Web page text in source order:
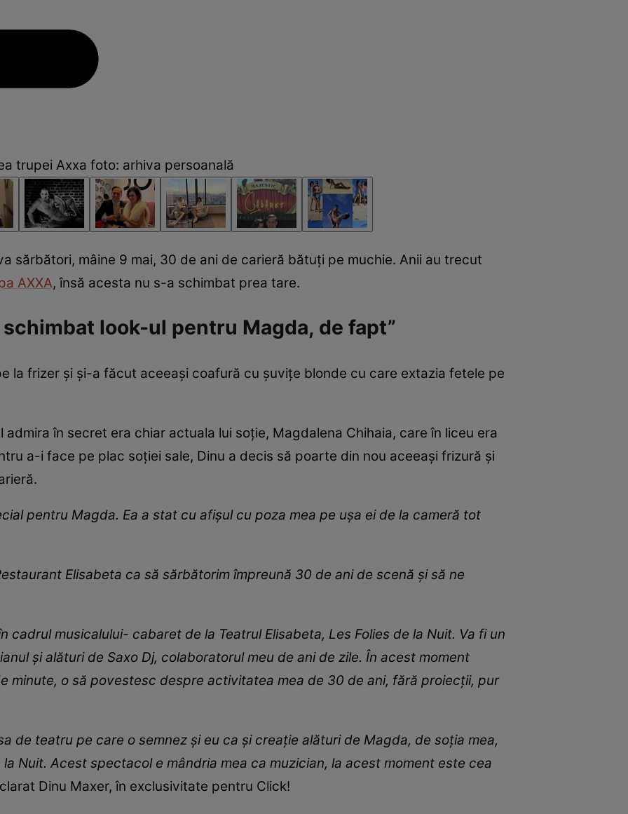
trupei Axxa foto: arhiva persoanală
sărbători, mâine 9 mai, 30 de ani de carieră bătuți pe muchie. Anii au trecut
AXXA, însă acesta nu s-a schimbat prea tare.
look-ul pentru Magda, de fapt”
la frizer și și-a făcut aceeași coafură cu șuvițe blonde cu care extazia fetele pe
în secret era chiar actuala lui soție, Magdalena Chihaia, care în liceu era
a-i face pe plac soției sale, Dinu a decis să poarte din nou aceeași frizură și
pentru Magda. Ea a stat cu afișul cu poza mea pe ușa ei de la cameră tot
Elisabeta ca să sărbătorim împreună 30 de ani de scenă și să ne
cadrul musicalului- cabaret de la Teatrul Elisabeta, Les Folies de la Nuit. Va fi un
și alături de Saxo Dj, colaboratorul meu de ani de zile. În acest moment
minute, o să povestesc despre activitatea mea de 30 de ani, fără proiecții, pur
de teatru pe care o semnez și eu ca și creație alături de Magda, de soția mea,
Nuit. Acest spectacol e mândria mea ca muzician, la acest moment este cea
Dinu Maxer, în exclusivitate pentru Click!